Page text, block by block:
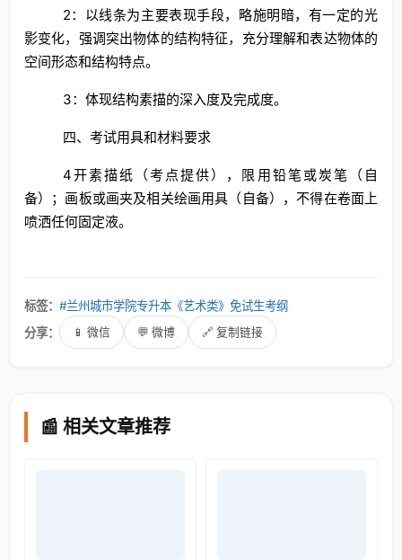
2：以线条为主要表现手段，略施明暗，有一定的光
影变化，强调突出物体的结构特征，充分理解和表达物体的
空间形态和结构特点。
3：体现结构素描的深入度及完成度。
四、考试用具和材料要求
4开素描纸（考点提供），限用铅笔或炭笔（自
备）；画板或画夹及相关绘画用具（自备），不得在卷面上
喷洒任何固定液。
标签： #兰州城市学院专升本《艺术类》免试生考纲
分享：
📱 微信 💬 微博 🔗 复制链接
📰 相关文章推荐